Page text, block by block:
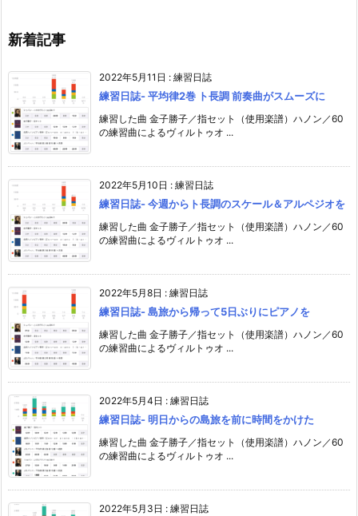
新着記事
2022年5月11日 : 練習日誌
練習日誌- 平均律2巻 ト長調 前奏曲がスムーズに
練習した曲 金子勝子／指セット（使用楽譜）ハノン／60
の練習曲によるヴィルトゥオ ...
2022年5月10日 : 練習日誌
練習日誌- 今週からト長調のスケール＆アルペジオを
練習した曲 金子勝子／指セット（使用楽譜）ハノン／60
の練習曲によるヴィルトゥオ ...
2022年5月8日 : 練習日誌
練習日誌- 島旅から帰って5日ぶりにピアノを
練習した曲 金子勝子／指セット（使用楽譜）ハノン／60
の練習曲によるヴィルトゥオ ...
2022年5月4日 : 練習日誌
練習日誌- 明日からの島旅を前に時間をかけた
練習した曲 金子勝子／指セット（使用楽譜）ハノン／60
の練習曲によるヴィルトゥオ ...
2022年5月3日 : 練習日誌